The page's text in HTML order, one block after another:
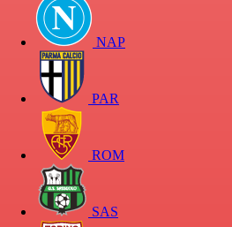
NAP
PAR
ROM
SAS